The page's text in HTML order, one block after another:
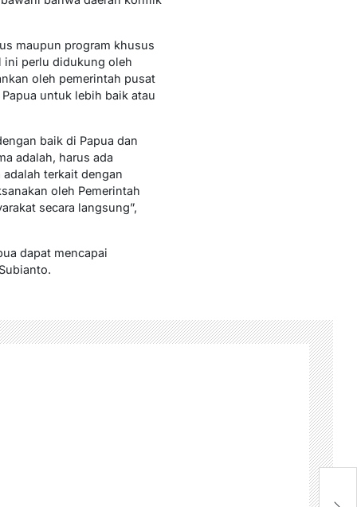
maupun program khusus
ini perlu didukung oleh
oleh pemerintah pusat
untuk lebih baik atau
baik di Papua dan
adalah, harus ada
terkait dengan
oleh Pemerintah
secara langsung”,
dapat mencapai